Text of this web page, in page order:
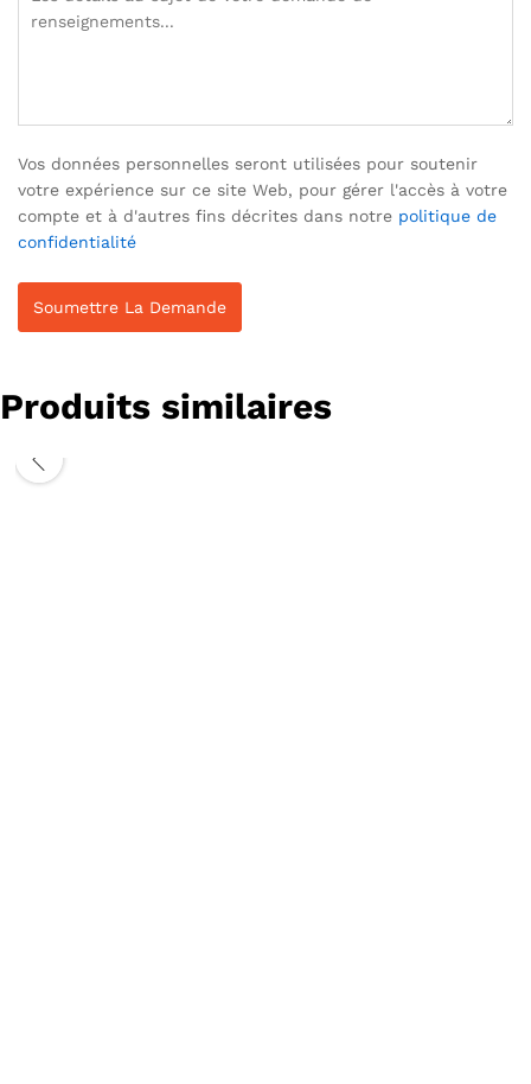
Vos données personnelles seront utilisées pour soutenir
votre expérience sur ce site Web, pour gérer l'accès à votre
compte et à d'autres fins décrites dans notre politique de
confidentialité
Produits similaires